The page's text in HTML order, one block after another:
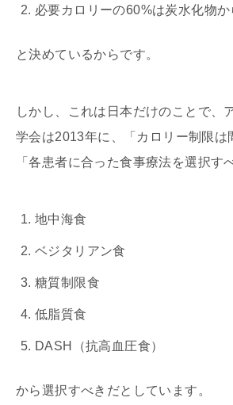
必要カロリーの60%は炭水化物か
と決めているからです。
しかし、これは日本だけのことで、
学会は2013年に、「カロリー制限は
「各患者に合った食事療法を選択す
地中海食
ベジタリアン食
糖質制限食
低脂質食
DASH（抗高血圧食）
から選択すべきだとしています。